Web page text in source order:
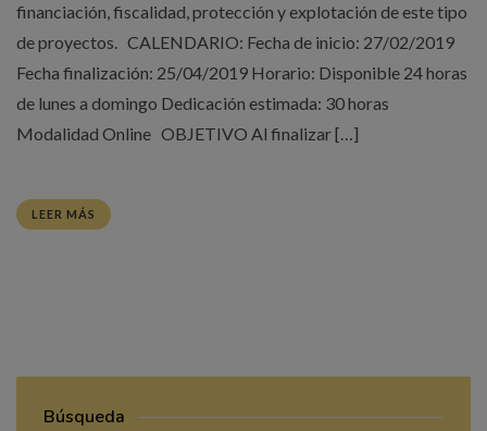
financiación, fiscalidad, protección y explotación de este tipo
de proyectos. CALENDARIO: Fecha de inicio: 27/02/2019
Fecha finalización: 25/04/2019 Horario: Disponible 24 horas
de lunes a domingo Dedicación estimada: 30 horas
Modalidad Online OBJETIVO Al finalizar […]
LEER MÁS
Búsqueda